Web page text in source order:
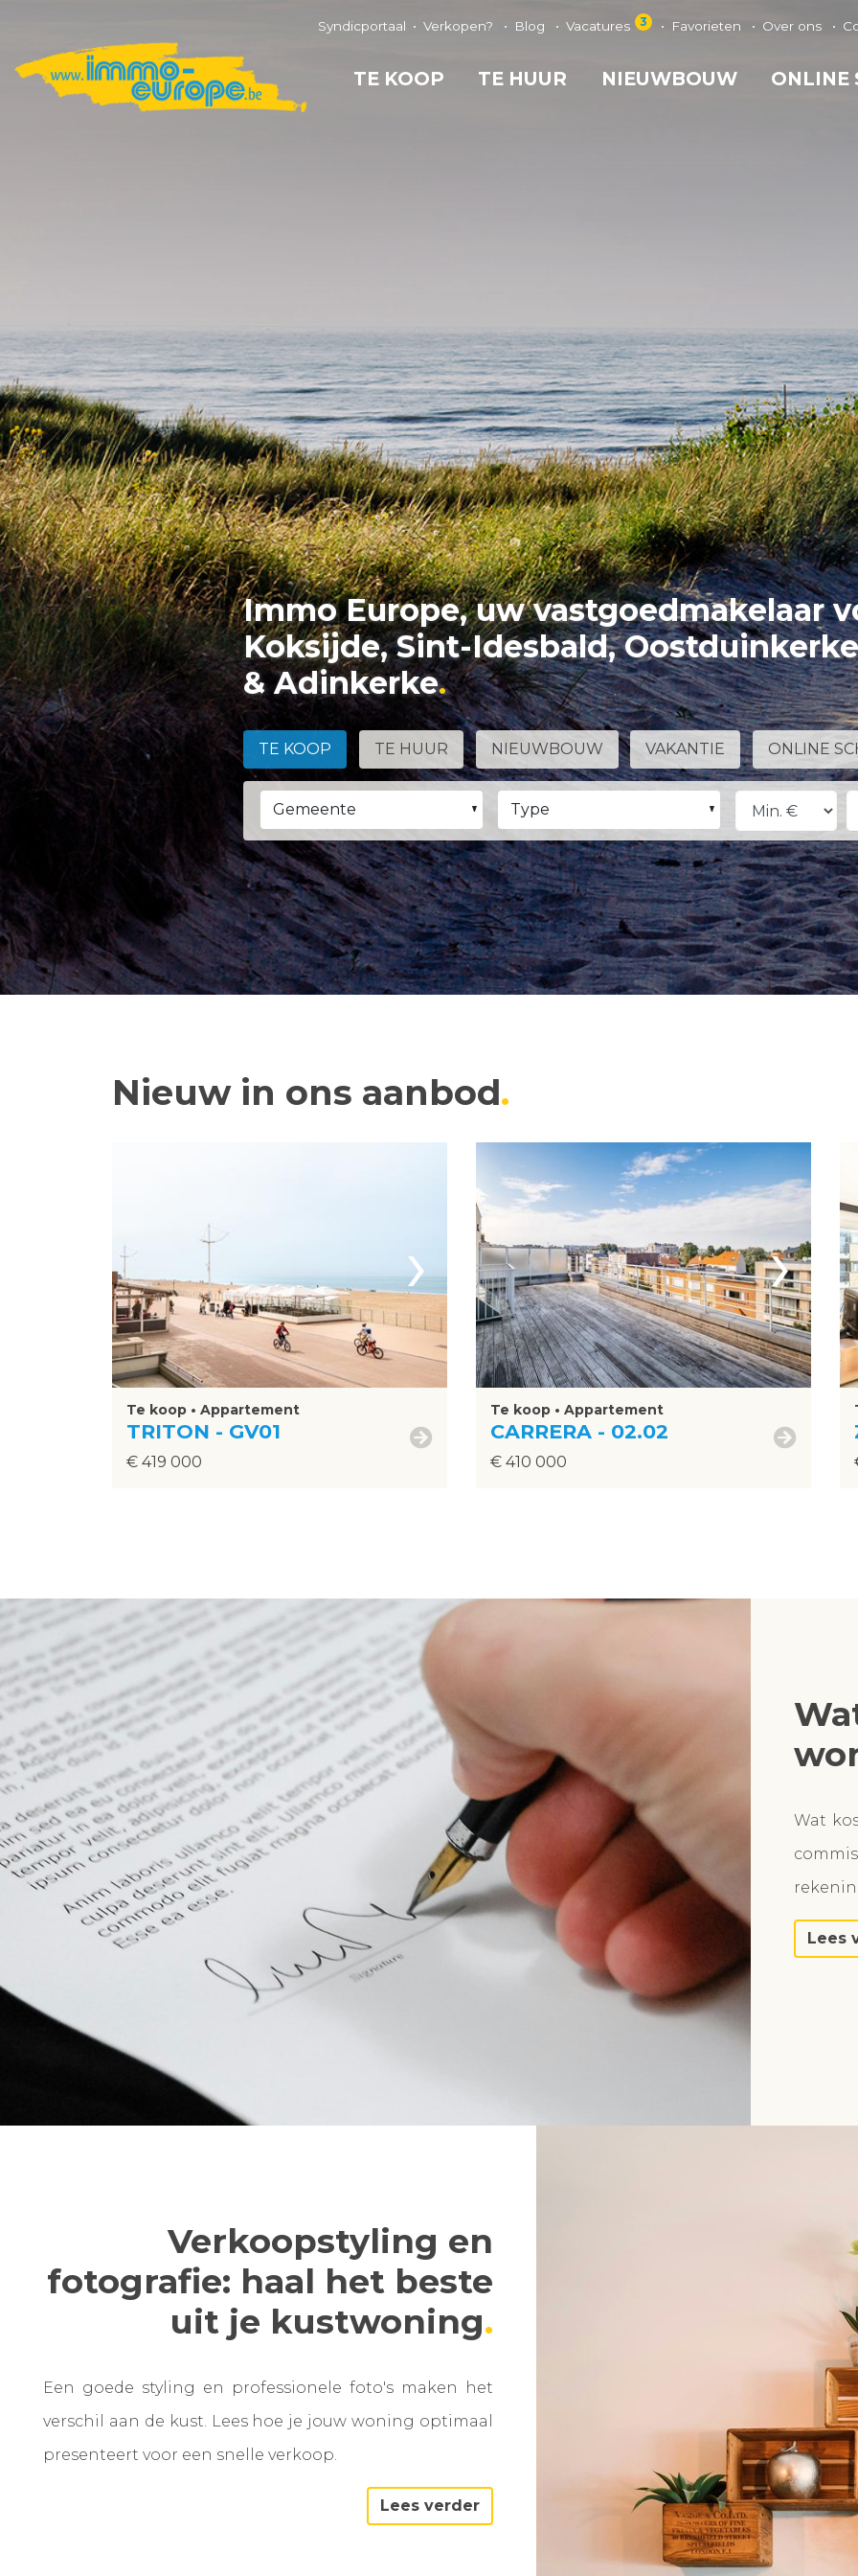
Syndicportaal Verkopen? Blog Vacatures 3 Favorieten Over ons
TE KOOP TE HUUR NIEUWBOUW ONLINE
Immo Europe, uw vastgoedmakelaar
Koksijde, Sint-Idesbald,
& Adinkerke
TE KOOP TE HUUR NIEUWBOUW VAKANTIE ONLINE
Gemeente Type
Nieuw in ons aanbod
›
Te koop • Appartement
TRITON - GV01
€ 419 000
›
Te koop • Appartement
CARRERA - 02.02
€ 410 000
Wat
Lees
Verkoopstyling en
fotografie: haal het beste
uit je kustwoning
Een goede styling en professionele foto's maken het
verschil aan de kust. Lees hoe je jouw woning optimaal
presenteert voor een snelle verkoop.
Lees verder